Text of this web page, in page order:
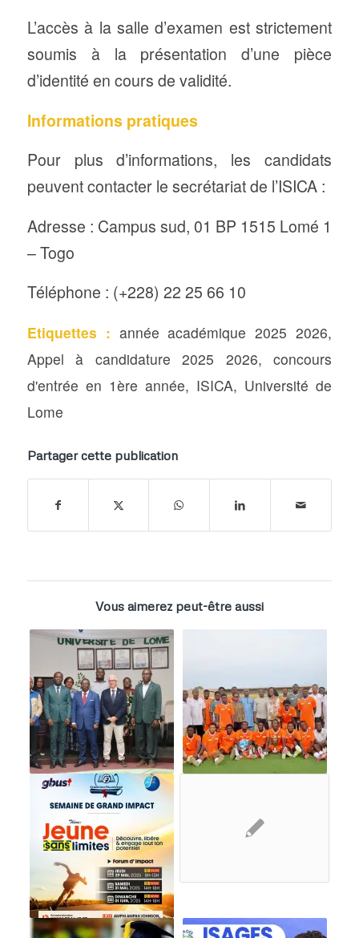
L’accès à la salle d’examen est strictement
soumis à la présentation d’une pièce
d’identité en cours de validité.
Informations pratiques
Pour plus d’informations, les candidats
peuvent contacter le secrétariat de l’ISICA :
Adresse : Campus sud, 01 BP 1515 Lomé 1
– Togo
Téléphone : (+228) 22 25 66 10
Etiquettes : année académique 2025 2026,
Appel à candidature 2025 2026,concours
d'entrée en 1ère année, ISICA, Université de
Lome
Partager cette publication
Vous aimerez peut-être aussi